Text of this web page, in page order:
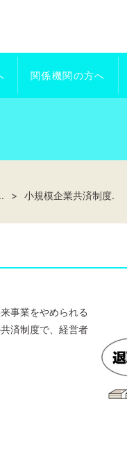
関係機関の方へ
小規模企業共済制度.
事業をやめられる
済制度で、経営者